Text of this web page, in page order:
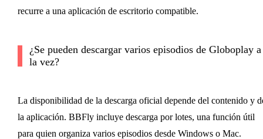
recurre a una aplicación de escritorio compatible.
¿Se pueden descargar varios episodios de Globoplay a
la vez?
La disponibilidad de la descarga oficial depende del contenido y
la aplicación. BBFly incluye descarga por lotes, una función útil
para quien organiza varios episodios desde Windows o Mac.